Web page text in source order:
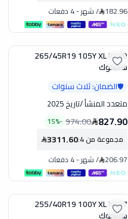
182.96
/شهر-4 دفعات
تخفيض265/45R19 105Y XL K129
هانكوك
🛡️الضمان: ثلاث سنوات
متعدد المنشأ/تاريخ 2025
827.90
974.00
-
15%
مجموعة من 4 :
3311.60
206.97
/شهر-4 دفعات
تخفيض255/40R19 100Y XL K137
هانكوك